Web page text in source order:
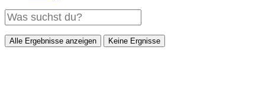
Alle Ergebnisse anzeigen Keine Ergnisse